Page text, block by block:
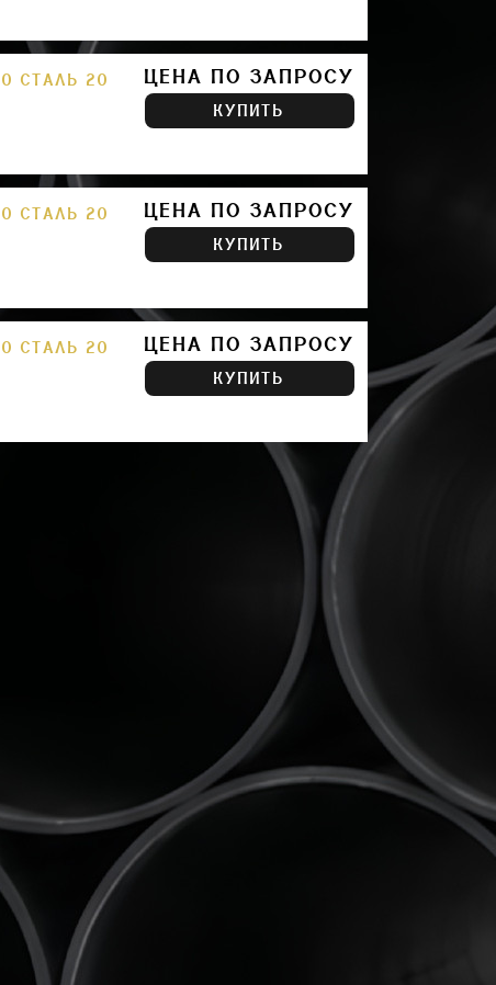
СТАЛЬ 20
ЦЕНА ПО ЗАПРОСУ
КУПИТЬ
СТАЛЬ 20
ЦЕНА ПО ЗАПРОСУ
КУПИТЬ
СТАЛЬ 20
ЦЕНА ПО ЗАПРОСУ
КУПИТЬ